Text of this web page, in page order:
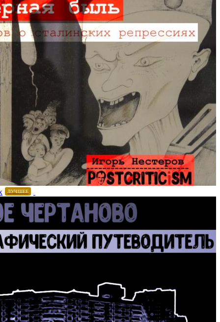
ЛУЧШЕЕ